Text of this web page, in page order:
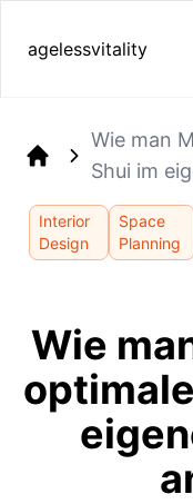
agelessvitality
Wie man
Shui im
Interior
Design
Space
Planning
Wie